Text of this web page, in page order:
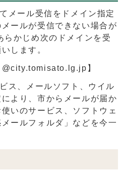
メール受信をドメイン指定
ールが受信できない場合が
らかじめ次のドメインを受
します。
@city.tomisato.lg.jp】
ス、メールソフト、ウイル
より、市からメールが届か
いのサービス、ソフトウェ
ールフォルダ」などを今一